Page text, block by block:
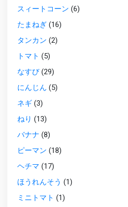
スィートコーン (6)
たまねぎ (16)
タンカン (2)
トマト (5)
なすび(29)
にんじん (5)
ネギ (3)
ねり (13)
バナナ (8)
ピーマン (18)
ヘチマ (17)
ほうれんそう (1)
ミニトマト (1)